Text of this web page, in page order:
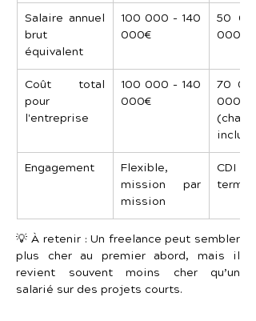
Salaire annuel
brut
équivalent
100 000 - 140
000€
50
000€
Coût total
pour
l'entreprise
100 000 - 140
000€
70
000€
Engagement
Flexible,
mission par
mission
CDI
terme
💡 À retenir : Un freelance peut sembler
plus cher au premier abord, mais il
revient souvent moins cher qu’un
salarié sur des projets courts.